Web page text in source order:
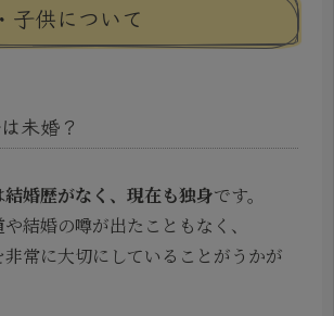
子供について
未婚？
結婚歴がなく、現在も独身です。
結婚の噂が出たこともなく、
常に大切にしていることがうかが